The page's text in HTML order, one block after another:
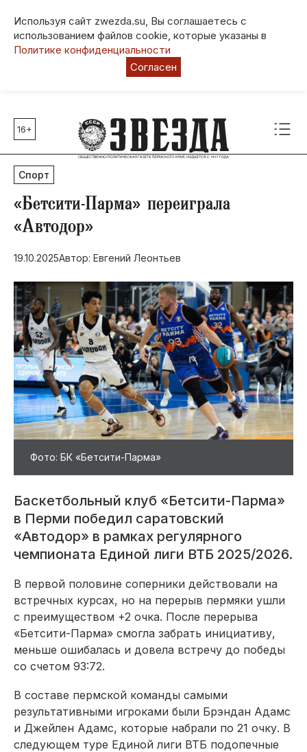
Используя сайт zwezda.su, Вы соглашаетесь с
использованием файлов cookie, которые указаны в
Политике конфиденциальности
Согласен
Главные темы
80 лет Победы
Молодежная столица РФ
СВО
Выборы в Пермском крае
Социальная поддержка
Инфраструктура
Благоустройство
16+
Спорт
​«Бетсити-Парма» переиграла
«Автодор»
19.10.2025Автор: Евгений Леонтьев
Фото: БК «Бетсити-Парма»
Баскетбольный клуб «Бетсити-Парма»
в Перми победил саратовский
«Автодор» в рамках регулярного
чемпионата Единой лиги ВТБ 2025/2026.
В первой половине соперники действовали на
встречных курсах, но на перерыв пермяки ушли
с преимуществом +2 очка. После перерыва
«Бетсити-Парма» смогла забрать инициативу,
меньше ошибалась и довела встречу до победы
со счетом 93:72.
В составе пермской команды самыми
результативными игроками были Брэндан Адамс
и Джейлен Адамс, которые набрали по 21 очку. В
следующем туре Единой лиги ВТБ подопечные